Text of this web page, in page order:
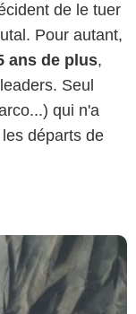
de le tuer
Pour autant,
ans de plus,
Seul
qui n'a
départs de